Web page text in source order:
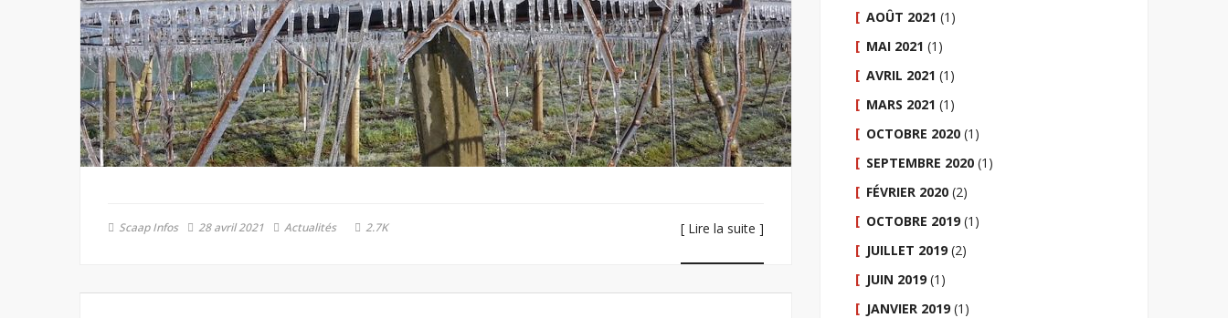
Scaap Infos 28 avril 2021 Actualités 2.7K [ Lire la suite ]
AOÛT 2021 (1)
MAI 2021 (1)
AVRIL 2021 (1)
MARS 2021 (1)
OCTOBRE 2020 (1)
SEPTEMBRE 2020 (1)
FÉVRIER 2020 (2)
OCTOBRE 2019 (1)
JUILLET 2019 (2)
JUIN 2019 (1)
JANVIER 2019 (1)